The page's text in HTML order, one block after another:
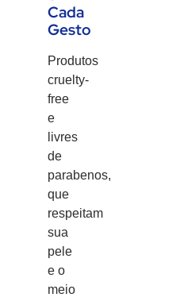
Cada
Gesto
Produtos
cruelty-
free
e
livres
de
parabenos,
que
respeitam
sua
pele
e o
meio